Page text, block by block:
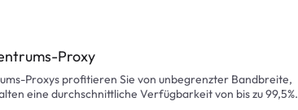
Proxy
Proxys profitieren Sie von unbegrenzter Bandbreite,
eine durchschnittliche Verfügbarkeit von bis zu 99,5%.